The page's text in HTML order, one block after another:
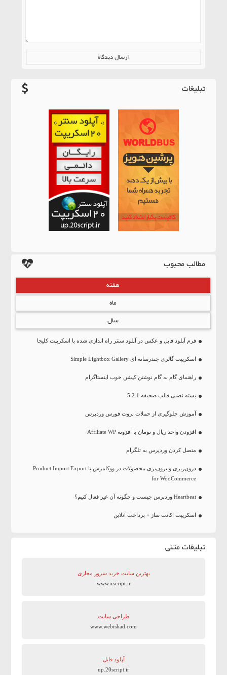
تبلیغات
مطالب محبوب
هفته
ماه
سال
فرم آپلود فایل و عکس در آپلود سنتر راه اندازی شده با اسکریپت کلیجا
اسکریپت گالری چندرسانه ای Simple Lightbox Gallery
راهنمای گام به گام نوشتن کپشن خوب اینستاگرام
بسته نصبی قالب صحیفه 5.2.1
آموزش جلوگیری از حملات بروت فورس وردپرس
افزودن واحد ریال و تومان با افزونه Affiliate WP
متصل کردن وردپرس به تلگرام
درون‌ریزی و برون‌بری محصولات در ووکامرس با Product Import Export
for WooCommerce
Heartbeat وردپرس چیست و چگونه آن غیر فعال کنیم؟
اسکریپت اکانت ساز + پرداخت انلاین
تبلیغات متنی
بهترین سایت‌ خرید سرور مجازی
www.xscript.ir
طراحی سایت
www.webishad.com
آپلود فایل
up.20script.ir